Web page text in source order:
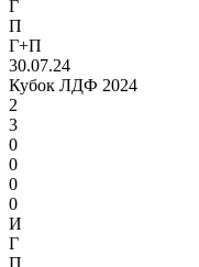
Г
П
Г+П
30.07.24
Кубок ЛДФ 2024
2
3
0
0
0
0
И
Г
П